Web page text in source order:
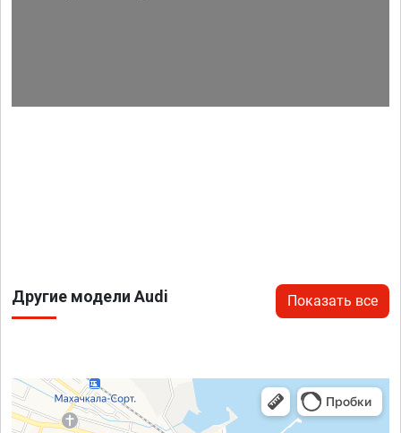
Другие модели Audi Показать все